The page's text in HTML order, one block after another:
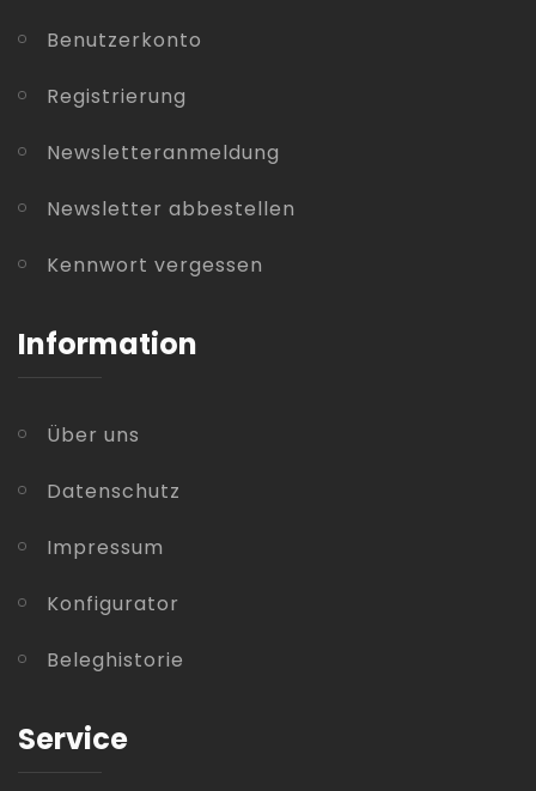
Benutzerkonto
Registrierung
Newsletteranmeldung
Newsletter abbestellen
Kennwort vergessen
Information
Über uns
Datenschutz
Impressum
Konfigurator
Beleghistorie
Service